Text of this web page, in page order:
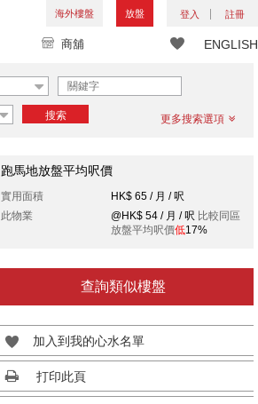
海外樓盤 放盤 登入 註冊
ENGLISH
商舖
搜索 更多搜索選項
跑馬地放盤平均呎價
實用面積
HK$ 65 / 月 / 呎
此物業
@HK$ 54 / 月 / 呎 比較同區
放盤平均呎價低17%
查詢類似樓盤
加入到我的心水名單
打印此頁